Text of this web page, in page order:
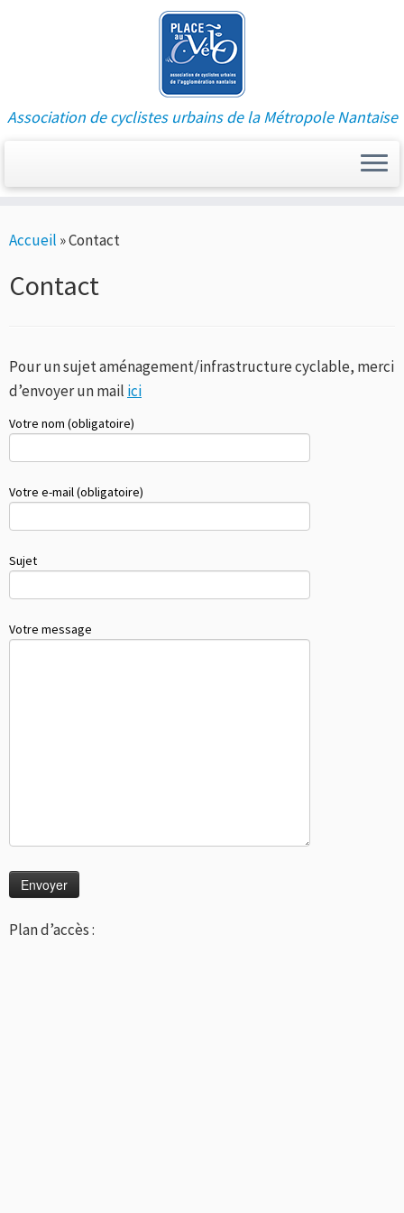
au
Association de cyclistes urbains de la Métropole Nantaise
Accueil »Contact
Contact
Pour un sujet aménagement/infrastructure cyclable, merci
d’envoyer un mail ici
Votre nom (obligatoire)
Votre e-mail (obligatoire)
Sujet
Votre message
Plan d’accès :